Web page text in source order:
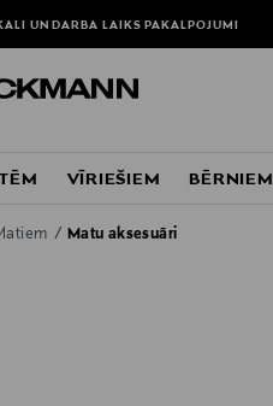
UN DARBA LAIKSPAKALPOJUMI
VĪRIEŠIEM BĒRNIEM
Matu aksesuāri